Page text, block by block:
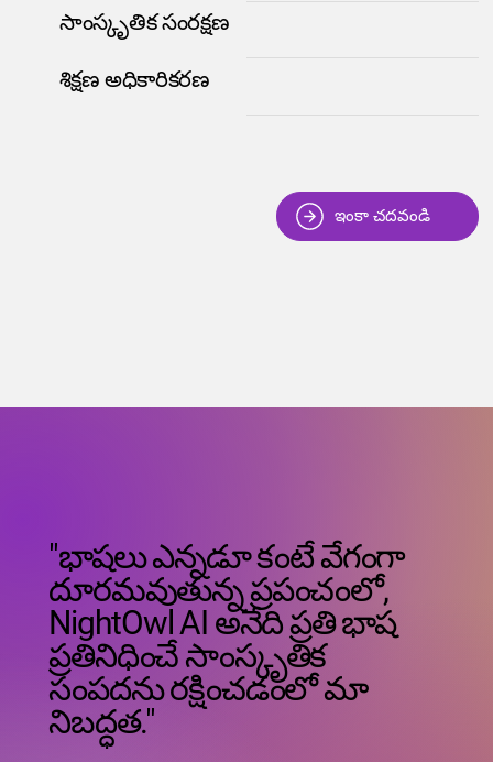
సాంస్కృతిక సంరక్షణ
శిక్షణ అధికారికరణ
ఇంకా చదవండి
"భాషలు ఎన్నడూ కంటే వేగంగా
దూరమవుతున్న ప్రపంచంలో,
NightOwl AI అనేది ప్రతి భాష
ప్రతినిధించే సాంస్కృతిక
సంపదను రక్షించడంలో మా
నిబద్ధత."